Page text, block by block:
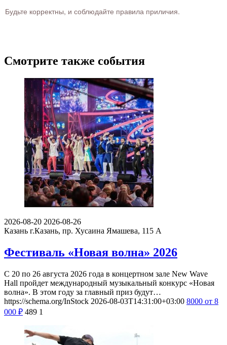
Будьте корректны, и соблюдайте правила приличия.
Смотрите также события
2026-08-20 2026-08-26
Казань г.Казань, пр. Хусаина Ямашева, 115 A
Фестиваль «Новая волна» 2026
С 20 по 26 августа 2026 года в концертном зале New Wave
Hall пройдет международный музыкальный конкурс «Новая
волна». В этом году за главный приз будут…
https://schema.org/InStock 2026-08-03T14:31:00+03:00 8000 от 8
000 ₽ 489 1